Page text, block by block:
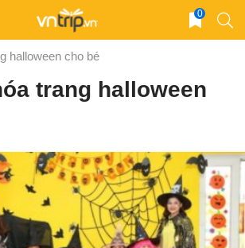
0
halloween cho bé
trang halloween